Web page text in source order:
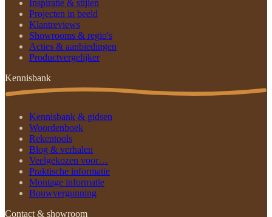
Inspiratie & stijlen
Projecten in beeld
Klantreviews
Showrooms & regio's
Acties & aanbiedingen
Productvergelijker
Kennisbank
Kennisbank & gidsen
Woordenboek
Rekentools
Blog & verhalen
Veelgekozen voor…
Praktische informatie
Montage informatie
Bouwvergunning
Contact & showroom